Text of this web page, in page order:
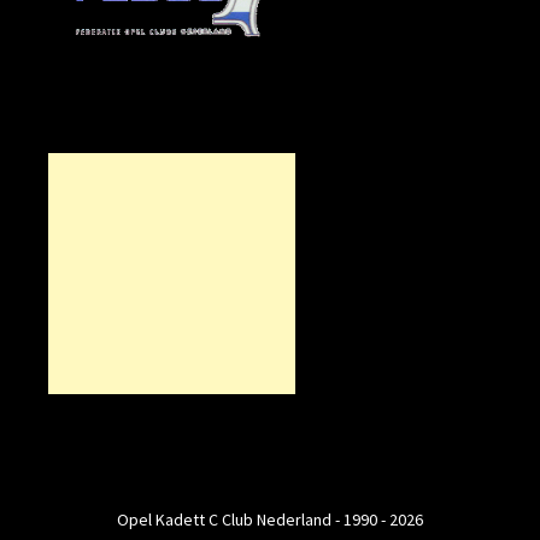
Opel Kadett C Club Nederland - 1990 - 2026